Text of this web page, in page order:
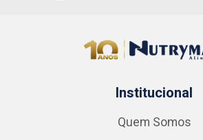
Institucional
Quem Somos